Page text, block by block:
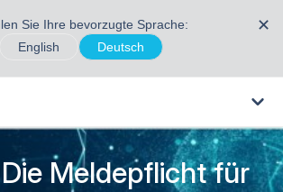
Sie Ihre bevorzugte Sprache:
English
Deutsch
✕
Meldepflicht für